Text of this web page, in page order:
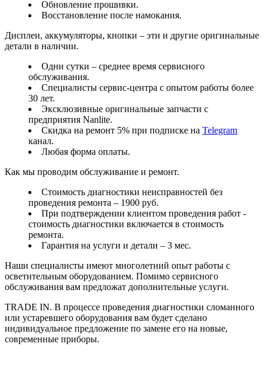
Обновление прошивки.
Восстановление после намокания.
Дисплеи, аккумуляторы, кнопки – эти и другие оригинальные
детали в наличии.
Одни сутки – среднее время сервисного
обслуживания.
Специалисты сервис-центра с опытом работы более
30 лет.
Эксклюзивные оригинальные запчасти с
предприятия Nanlite.
Скидка на ремонт 5% при подписке на Telegram
канал.
Любая форма оплаты.
Как мы проводим обслуживание и ремонт.
Стоимость диагностики неисправностей без
проведения ремонта – 1900 руб.
При подтверждении клиентом проведения работ -
стоимость диагностики включается в стоимость
ремонта.
Гарантия на услуги и детали – 3 мес.
Наши специалисты имеют многолетний опыт работы с
осветительным оборудованием. Помимо сервисного
обслуживания вам предложат дополнительные услуги.
TRADE IN. В процессе проведения диагностики сломанного
или устаревшего оборудования вам будет сделано
индивидуальное предложение по замене его на новые,
современные приборы.